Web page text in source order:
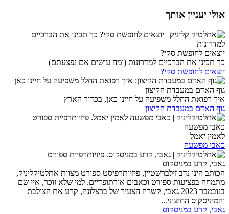
אולי יעניין אותך
יוצאים לחופשת סקי?
כך תכינו את הברכיים למדרונות (ומה עושים אם נפצעתם)
יוצאים לחופשת סקי?
גוף האדם במעבדת הקיצון
איך רפואת החלל משפיעה על חיינו כאן, בכדור הארץ
גוף האדם במעבדת הקיצון
כאבי מפשעה
לאמין יאמל
כאבי מפשעה
גאבי, קרע במניסקוס
הכותב הינו נדב זילברשטיין, פיזיותרפיסט ספורט מצוות אתלטיקליניק,
מתמחה בפציעות ספורט וכאבים אורתופדיים. למי שלא זוכר, איי שם
בנובמבר 2023 גאבי, קשרה הצעיר של ברצלונה, קרע את הצולבת
והמיניסקוס החיצוני...
גאבי, קרע במניסקוס